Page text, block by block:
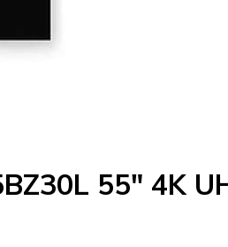
55" 4K